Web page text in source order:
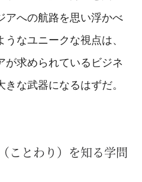
アへの航路を思い浮かべ
なユニークな視点は、
が求められているビジネ
な武器になるはずだ。
ことわり）を知る学問